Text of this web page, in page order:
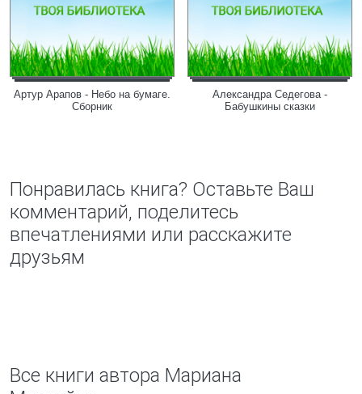
Артур Арапов - Небо на бумаге.
Сборник
Александра Седегова -
Бабушкины сказки
Понравилась книга? Оставьте Ваш
комментарий, поделитесь
впечатлениями или расскажите
друзьям
Все книги автора Мариана